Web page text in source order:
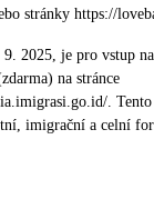
stránky https://
9. 2025, je pro vstup
na stránce
.
imigrační a celní